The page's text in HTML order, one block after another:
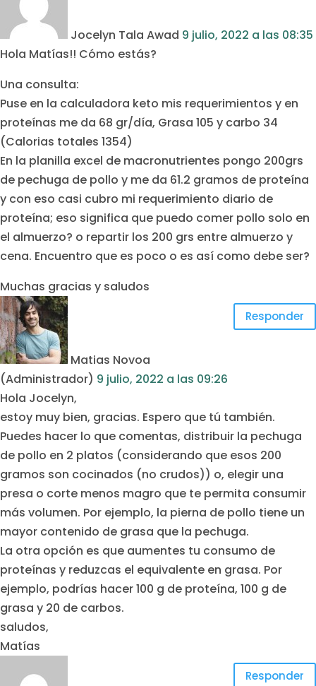
Jocelyn Tala Awad 9 julio, 2022 a las 08:35
Hola Matías!! Cómo estás?
Una consulta:
Puse en la calculadora keto mis requerimientos y en
proteínas me da 68 gr/día, Grasa 105 y carbo 34
(Calorias totales 1354)
En la planilla excel de macronutrientes pongo 200grs
de pechuga de pollo y me da 61.2 gramos de proteína
y con eso casi cubro mi requerimiento diario de
proteína; eso significa que puedo comer pollo solo en
el almuerzo? o repartir los 200 grs entre almuerzo y
cena. Encuentro que es poco o es así como debe ser?
Muchas gracias y saludos
Responder
Matias Novoa
(Administrador) 9 julio, 2022 a las 09:26
Hola Jocelyn,
estoy muy bien, gracias. Espero que tú también.
Puedes hacer lo que comentas, distribuir la pechuga
de pollo en 2 platos (considerando que esos 200
gramos son cocinados (no crudos)) o, elegir una
presa o corte menos magro que te permita consumir
más volumen. Por ejemplo, la pierna de pollo tiene un
mayor contenido de grasa que la pechuga.
La otra opción es que aumentes tu consumo de
proteínas y reduzcas el equivalente en grasa. Por
ejemplo, podrías hacer 100 g de proteína, 100 g de
grasa y 20 de carbos.
saludos,
Matías
Responder